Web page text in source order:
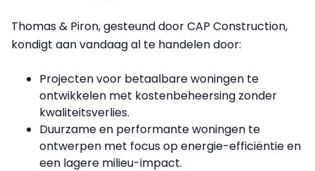
Thomas & Piron, gesteund door CAP Construction,
kondigt aan vandaag al te handelen door:
Projecten voor betaalbare woningen te
ontwikkelen met kostenbeheersing zonder
kwaliteitsverlies.
Duurzame en performante woningen te
ontwerpen met focus op energie-efficiëntie en
een lagere milieu-impact.